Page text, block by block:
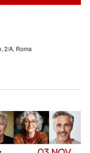
2/A, Roma